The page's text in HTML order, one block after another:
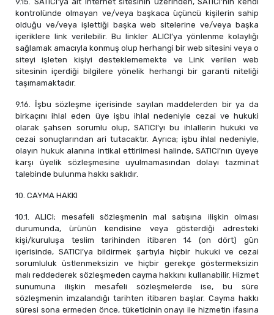
kontrolünde olmayan ve/veya başkaca üçüncü kişilerin sahip
olduğu ve/veya işlettiği başka web sitelerine ve/veya başka
içeriklere link verilebilir. Bu linkler ALICI’ya yönlenme kolaylığı
sağlamak amacıyla konmuş olup herhangi bir web sitesini veya o
siteyi işleten kişiyi desteklememekte ve Link verilen web
sitesinin içerdiği bilgilere yönelik herhangi bir garanti niteliği
taşımamaktadır.
9.16. İşbu sözleşme içerisinde sayılan maddelerden bir ya da
birkaçını ihlal eden üye işbu ihlal nedeniyle cezai ve hukuki
olarak şahsen sorumlu olup, SATICI’yı bu ihlallerin hukuki ve
cezai sonuçlarından ari tutacaktır. Ayrıca; işbu ihlal nedeniyle,
olayın hukuk alanına intikal ettirilmesi halinde, SATICI’nın üyeye
karşı üyelik sözleşmesine uyulmamasından dolayı tazminat
talebinde bulunma hakkı saklıdır.
10. CAYMA HAKKI
10.1. ALICI; mesafeli sözleşmenin mal satışına ilişkin olması
durumunda, ürünün kendisine veya gösterdiği adresteki
kişi/kuruluşa teslim tarihinden itibaren 14 (on dört) gün
içerisinde, SATICI’ya bildirmek şartıyla hiçbir hukuki ve cezai
sorumluluk üstlenmeksizin ve hiçbir gerekçe göstermeksizin
malı reddederek sözleşmeden cayma hakkını kullanabilir. Hizmet
sunumuna ilişkin mesafeli sözleşmelerde ise, bu süre
sözleşmenin imzalandığı tarihten itibaren başlar. Cayma hakkı
süresi sona ermeden önce, tüketicinin onayı ile hizmetin ifasına